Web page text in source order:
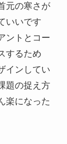
元の寒さが
いいです
ントとコー
するため
インしてい
題の捉え方
楽になった